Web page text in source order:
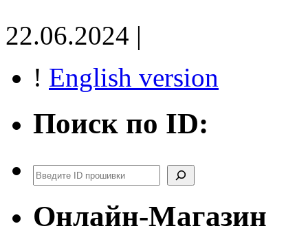
22.06.2024 |
! English version
Поиск по ID:
Поиск
Онлайн-Магазин